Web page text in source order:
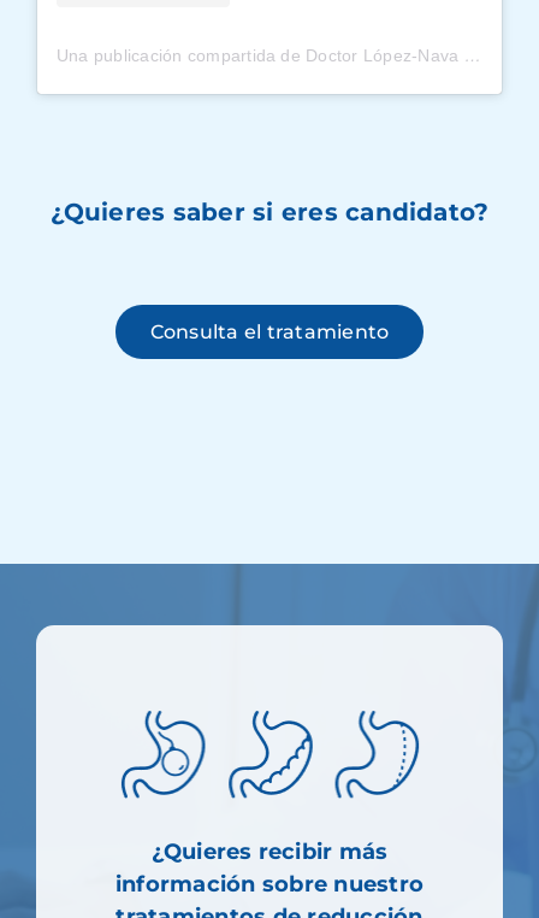
Una publicación compartida de Doctor López-Nava (@obesidadlopeznava)
¿Quieres saber si eres candidato?
Consulta el tratamiento
¿Quieres recibir más
información sobre nuestro